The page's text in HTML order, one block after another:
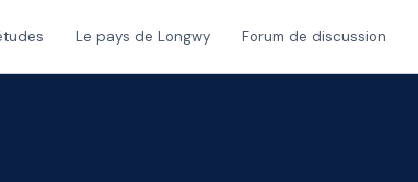
Le pays de Longwy Forum de discussion